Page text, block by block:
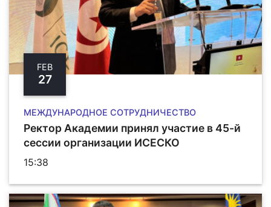
FEB
27
МЕЖДУНАРОДНОЕ СОТРУДНИЧЕСТВО
Ректор Академии принял участие в 45-й
сессии организации ИCЕСКО
15:38